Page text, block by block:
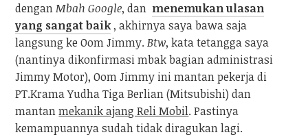
denganMbah Google, dan menemukan ulasan
yang sangat baik, akhirnya saya bawa saja
langsung ke Oom Jimmy.Btw, kata tetangga saya
(nantinya dikonfirmasi mbak bagian administrasi
Jimmy Motor), Oom Jimmy ini mantan pekerja di
PT.Krama Yudha Tiga Berlian (Mitsubishi) dan
mantanmekanik ajang Reli Mobil. Pastinya
kemampuannya sudah tidak diragukan lagi.